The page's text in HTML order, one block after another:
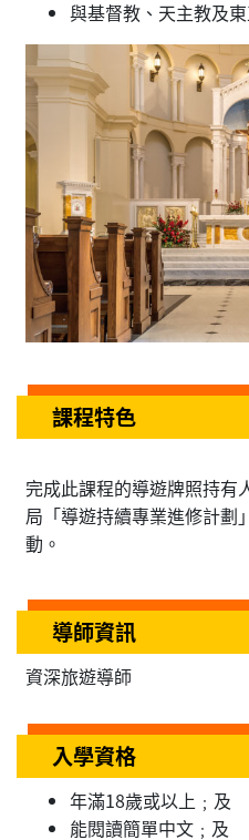
與基督教、天主教及
課程特色
完成此課程的導遊牌照持有
局「導遊持續專業進修計劃
動。
導師資訊
資深旅遊導師
入學資格
年滿18歲或以上﹔及
能閱讀簡單中文﹔及